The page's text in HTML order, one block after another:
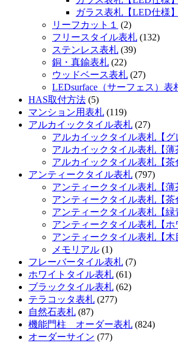
ガラス表札【LED仕様
リーフカット１
(2)
フリースタイル表札 (132)
ステンレス表札 (39)
銅・真鍮表札 (22)
ウッドベース表札 (27)
LEDsurface（サーフェス）表
HAS取付方法 (5)
マンション用表札 (119)
アルカイックタイル表札 (27)
アルカイックタイル表札【グ
アルカイックタイル表札【薄
アルカイックタイル表札【茶
アンティークタイル表札 (797)
アンティークタイル表札【薄
アンティークタイル表札【茶
アンティークタイル表札【緑
アンティークタイル表札【ホ
アンティークタイル表札【木
メモリアル (1)
フレーバータイル表札 (7)
ホワイトタイル表札 (61)
ブラックタイル表札 (62)
テラコッタ表札 (277)
自然石表札 (87)
機能門柱 オーダー表札 (824)
オーダーサイン (77)